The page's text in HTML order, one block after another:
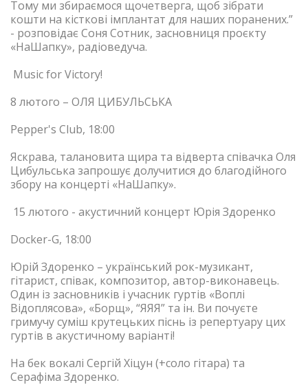
Тому ми збираємося щочетверга, щоб зібрати
кошти на кісткові імплантат для наших поранених.”
- розповідає Соня Сотник, засновниця проєкту
«НаШапку», радіоведуча.
Music for Victory!
8 лютого – ОЛЯ ЦИБУЛЬСЬКА
Pepper's Club, 18:00
Яскрава, талановита щира та відверта співачка Оля
Цибульська запрошує долучитися до благодійного
збору на концерті «НаШапку».
15 лютого - акустичний концерт Юрія Здоренко
Docker-G, 18:00
Юрій Здоренко – український рок-музикант,
гітарист, співак, композитор, автор-виконавець.
Один із засновників і учасник гуртів «Воплі
Відоплясова», «Борщ», “ЯЯЯ” та ін. Ви почуєте
гримучу суміш крутецьких піснь із репертуару цих
гуртів в акустичному варіанті!
На бек вокалі Сергій Хіцун (+соло гітара) та
Серафіма Здоренко.